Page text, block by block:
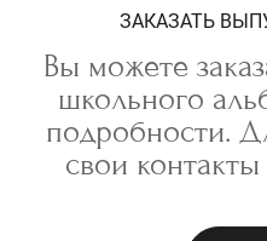
ЗАКАЗАТЬ
Вы можете
школьного
подробности.
свои